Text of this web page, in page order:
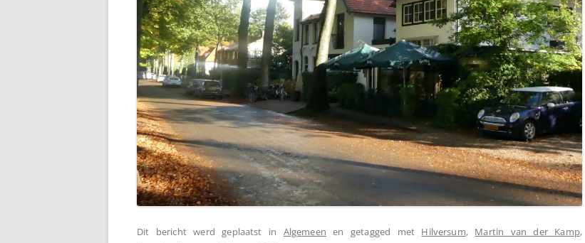
Dit bericht werd geplaatst in Algemeen en getagged met Hilversum, Martin van der Kamp,